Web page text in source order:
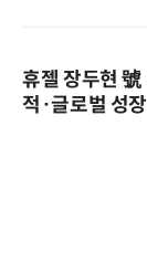
휴젤 장두현
적·글로벌 성